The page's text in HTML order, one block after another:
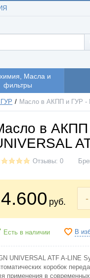
Масла и
фильтры
Масло в АКПП и ГУР -
в АКПП
Отзывы: 0
4.600 руб. -
Есть в наличии В
UNIVERSAL ATF A-LINE
коробок
применения в